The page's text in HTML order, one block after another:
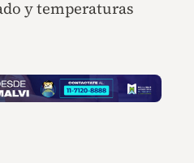
y temperaturas